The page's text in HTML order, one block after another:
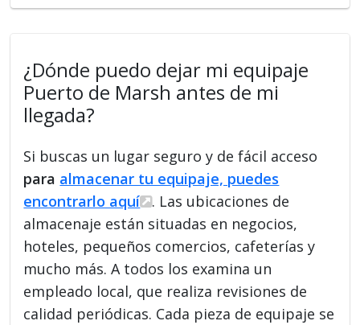
¿Dónde puedo dejar mi equipaje
Puerto de Marsh antes de mi
llegada?
Si buscas un lugar seguro y de fácil acceso
para almacenar tu equipaje, puedes
encontrarlo aquí
. Las ubicaciones de
almacenaje están situadas en negocios,
hoteles, pequeños comercios, cafeterías y
mucho más. A todos los examina un
empleado local, que realiza revisiones de
calidad periódicas. Cada pieza de equipaje se